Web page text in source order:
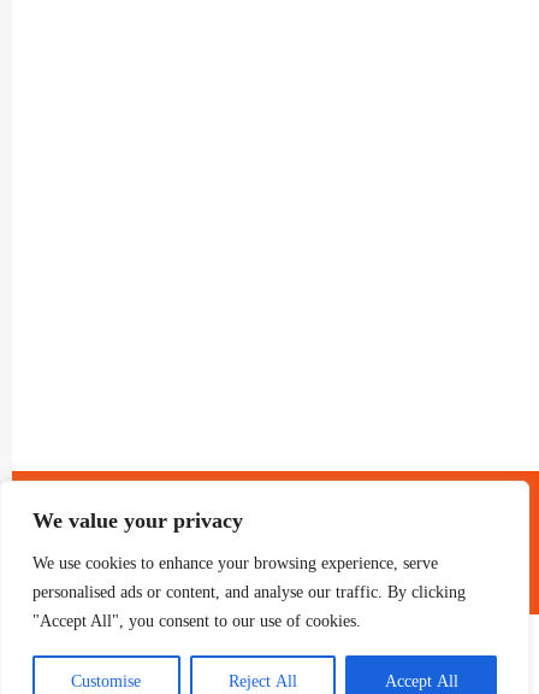
We value your privacy
We use cookies to enhance your browsing experience, serve
personalised ads or content, and analyse our traffic. By clicking
"Accept All", you consent to our use of cookies.
Customise Reject All Accept All
TOTS ELS DRETS RESERVATS